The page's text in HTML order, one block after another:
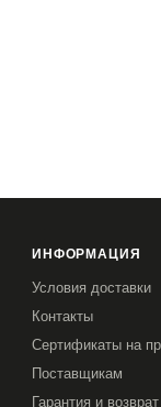
ИНФОРМАЦИЯ
Условия доставки
Контакты
Сертификаты на
Поставщикам
Гарантия и возврат